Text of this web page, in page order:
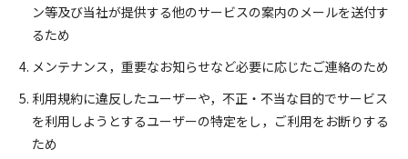
ン等及び当社が提供する他のサービスの案内のメールを送付す
るため
メンテナンス，重要なお知らせなど必要に応じたご連絡のため
利用規約に違反したユーザーや，不正・不当な目的でサービス
を利用しようとするユーザーの特定をし，ご利用をお断りする
ため